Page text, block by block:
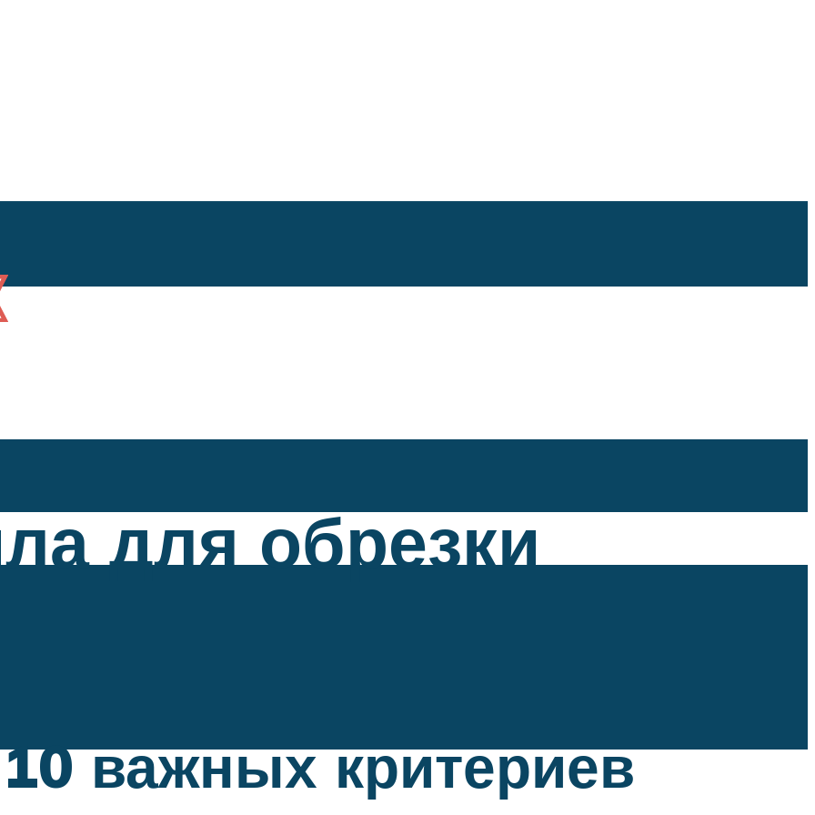
для обрезки
важных критериев